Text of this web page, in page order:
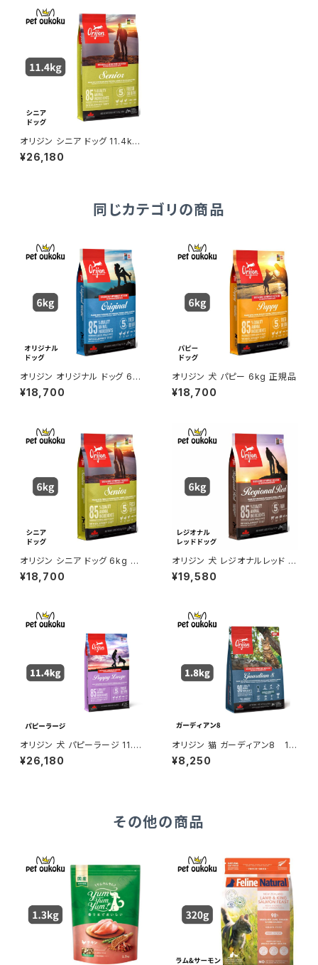
オリジン シニア ドッグ 11.4kg
正規品
¥26,180
同じカテゴリの商品
オリジン オリジナル ドッグ 6kg
正規品
¥18,700
オリジン 犬 パピー 6kg 正規品
¥18,700
オリジン シニア ドッグ 6kg 正
規品
¥18,700
オリジン 犬 レジオナルレッド ド
ッグ 6kg 正規品
¥19,580
オリジン 犬 パピーラージ 11.4k
g 正規品 0064992181123
¥26,180
オリジン 猫 ガーディアン8 1.8
kg 正規品 0064992718916
¥8,250
その他の商品